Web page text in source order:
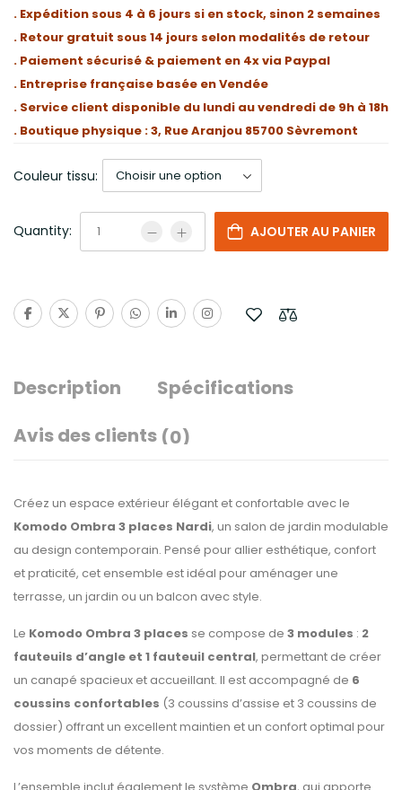
. Expédition sous 4 à 6 jours si en stock, sinon 2 semaines
. Retour gratuit sous 14 jours selon modalités de retour
. Paiement sécurisé & paiement en 4x via Paypal
. Entreprise française basée en Vendée
. Service client disponible du lundi au vendredi de 9h à 18h
. Boutique physique : 3, Rue Aranjou 85700 Sèvremont
Couleur tissu:
Quantity: AJOUTER AU PANIER
Description
Spécifications
Avis des clients (0)
Créez un espace extérieur élégant et confortable avec le
Komodo Ombra 3 places Nardi, un salon de jardin modulable
au design contemporain. Pensé pour allier esthétique, confort
et praticité, cet ensemble est idéal pour aménager une
terrasse, un jardin ou un balcon avec style.
Le Komodo Ombra 3 places se compose de 3 modules : 2
fauteuils d’angle et 1 fauteuil central, permettant de créer
un canapé spacieux et accueillant. Il est accompagné de 6
coussins confortables (3 coussins d’assise et 3 coussins de
dossier) offrant un excellent maintien et un confort optimal pour
vos moments de détente.